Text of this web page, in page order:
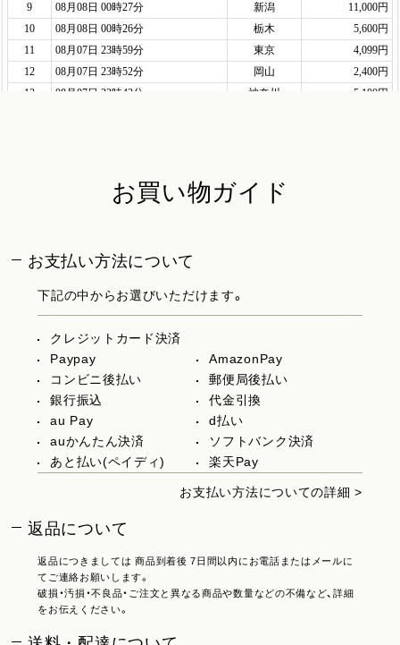
お買い物ガイド
お支払い方法について
下記の中からお選びいただけます。
クレジットカード決済
Paypay
AmazonPay
コンビニ後払い
郵便局後払い
銀行振込
代金引換
au Pay
d払い
auかんたん決済
ソフトバンク決済
あと払い(ペイディ)
楽天Pay
お支払い方法についての詳細 >
返品について
返品につきましては 商品到着後 7日間以内にお電話またはメールに
てご連絡お願いします。
破損・汚損・不良品・ご注文と異なる商品や数量などの不備など、詳細
をお伝えください。